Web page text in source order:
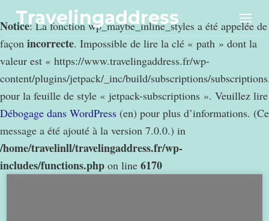
Notice: La fonction wp_maybe_inline_styles a été appelée de
façon incorrecte. Impossible de lire la clé « path » dont la
valeur est « https://www.travelingaddress.fr/wp-
content/plugins/jetpack/_inc/build/subscriptions/
pour la feuille de style « jetpack-subscriptions ». Veuillez lire
Débogage dans WordPress (en) pour plus d’informations. (Ce
message a été ajouté à la version 7.0.0.) in
/home/travelinll/travelingaddress.fr/wp-
includes/functions.php on line 6170
Travelingaddress